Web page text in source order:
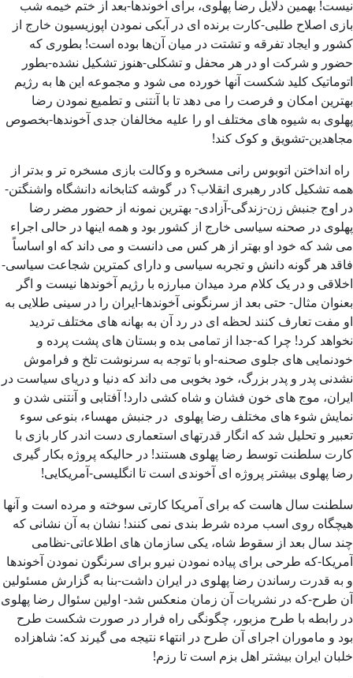
نیست! بهمین دلایل رضا پهلوی، برای آخوندها-بعد از ختم خیمه شب
بازی اصلاح طلبی-کارت برنده ای در آبکی نمودن اپوزیسیون خارج از
کشور و ایجاد تفرقه و تشتت در میان آن‌ها بوده است! بطوری که
حضور و شرکت او در هر محفل و تشکلی-هنوز تشکیل نشده-بطور
اتوماتیک کلید شکست آنها خورده می شود و مجموعه این ها به رژیم
بهترین امکان و فرصت را می دهد تا با آنتنی و تطمیع نمودن رضا
پهلوی به شیوه های مختلف او را علیه مخالفان جدی آخوندها-بخصوص
مجاهدین-تشویق و کوک کند!
راه انداختن اتوبوس رانی مسخره و وکالت بازی مسخره تر و بدتر از
همه تشکیل کادر رهبری انقلاب؟ در گوشه کتابخانه دانشگاه واشنگتن-
در اوج جنبش زن-زندگی-آزادی- بهترین نمونه از حضور مضر رضا
پهلوی در صحنه سیاسی خارج از کشور بود و همه اینها در حالی اجراء
می شد که خود او بهتر از هر کس می دانست و می داند که او اساساً
فاقد هر گونه دانش و تجربه سیاسی و دارای کمترین شجاعت سیاسی-
اخلاقی و در یک کلام مرد میدان مبارزه با رژیم آخوندها نیست و اگر
بعنوان مثال- حتی بعد از سرنگونی آخوندها-ایران را در سینی طلایی به
او مفت تعارف کنند لحظه ای در رد آن به بهانه های مختلف تردید
نخواهد کرد! چرا که-جدا از تمامی بده و بستان های پشت پرده و
خودنمایی های جلوی صحنه-او با توجه به سرنوشت تلخ و فراموش
نشدنی پدر و پدر بزرگ، خود بخوبی می داند که دنیا و دریای سیاست در
ایران، موج های خون فشان و شاه کشی دارد! آفتابی و آنتنی شدن و
نمایش شوء های مختلف رضا پهلوی در جنبش مهساء، بنوعی سوء
تعبیر و تحلیل شد که انگار قدرتهای استعماری دست اندر کار بازی با
کارت سلطنت توسط رضا پهلوی هستند! در حالیکه پروژه بکار گیری
رضا پهلوی بیشتر پروژه ای آخوندی است تا انگلیسی-آمریکایی!
سلطنت سال هاست که برای آمریکا کارتی سوخته و مرده است و آنها
هیچگاه روی اسب مرده شرط بندی نمی کنند! نشان به آن نشانی که
چند سال بعد از سقوط شاه، یکی سازمان های اطلاعاتی-نظامی
آمریکا-که طرحی برای پیاده نمودن نیرو برای سرنگون نمودن آخوندها
و به قدرت رساندن رضا پهلوی در ایران داشت-بنا به گزارش مسئولین
آن طرح-که در نشریات آن زمان منعکس شد- اولین سئوال رضا پهلوی
در رابطه با طرح مزبور، چگونگی راه فرار در صورت شکست طرح
بود و ماموران اجرای آن طرح در انتهاء نتیجه می گیرند که: شاهزاده
خلبان ایران بیشتر اهل بزم است تا رزم!